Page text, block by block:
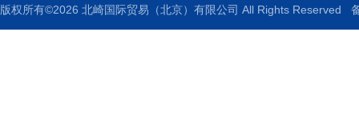
版权所有©2026 北崎国际贸易（北京）有限公司 All Rights Reserved